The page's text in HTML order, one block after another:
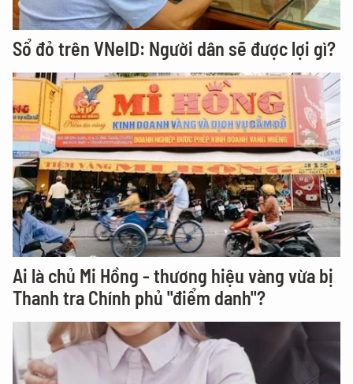
Sổ đỏ trên VNeID: Người dân sẽ được lợi gì?
Ai là chủ Mi Hồng - thương hiệu vàng vừa bị
Thanh tra Chính phủ "điểm danh"?